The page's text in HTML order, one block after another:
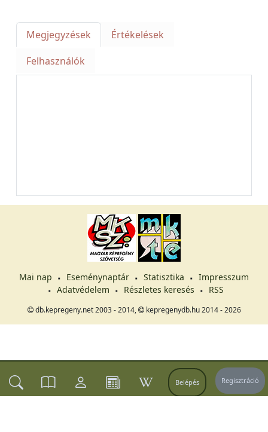
Belépés Regisztráció
Megjegyzések
Értékelések
Felhasználók
Mai nap Eseménynaptár Statisztika
Impresszum
Adatvédelem
Részletes keresés RSS
db.kepregeny.net 2003 - 2014, kepregenydb.hu 2014 - 2026